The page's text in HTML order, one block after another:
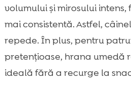
volumului și mirosului
mai consistentă. Astfel,
repede. În plus, pentru
pretențioase, hrana umedă
ideală fără a recurge la